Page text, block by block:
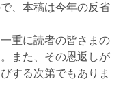
、本稿は今年の反省
重に読者の皆さまの
また、その恩返しが
する次第でもありま